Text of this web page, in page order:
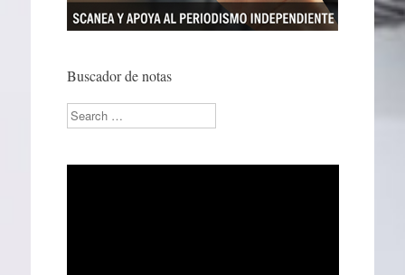
Buscador de notas
Search